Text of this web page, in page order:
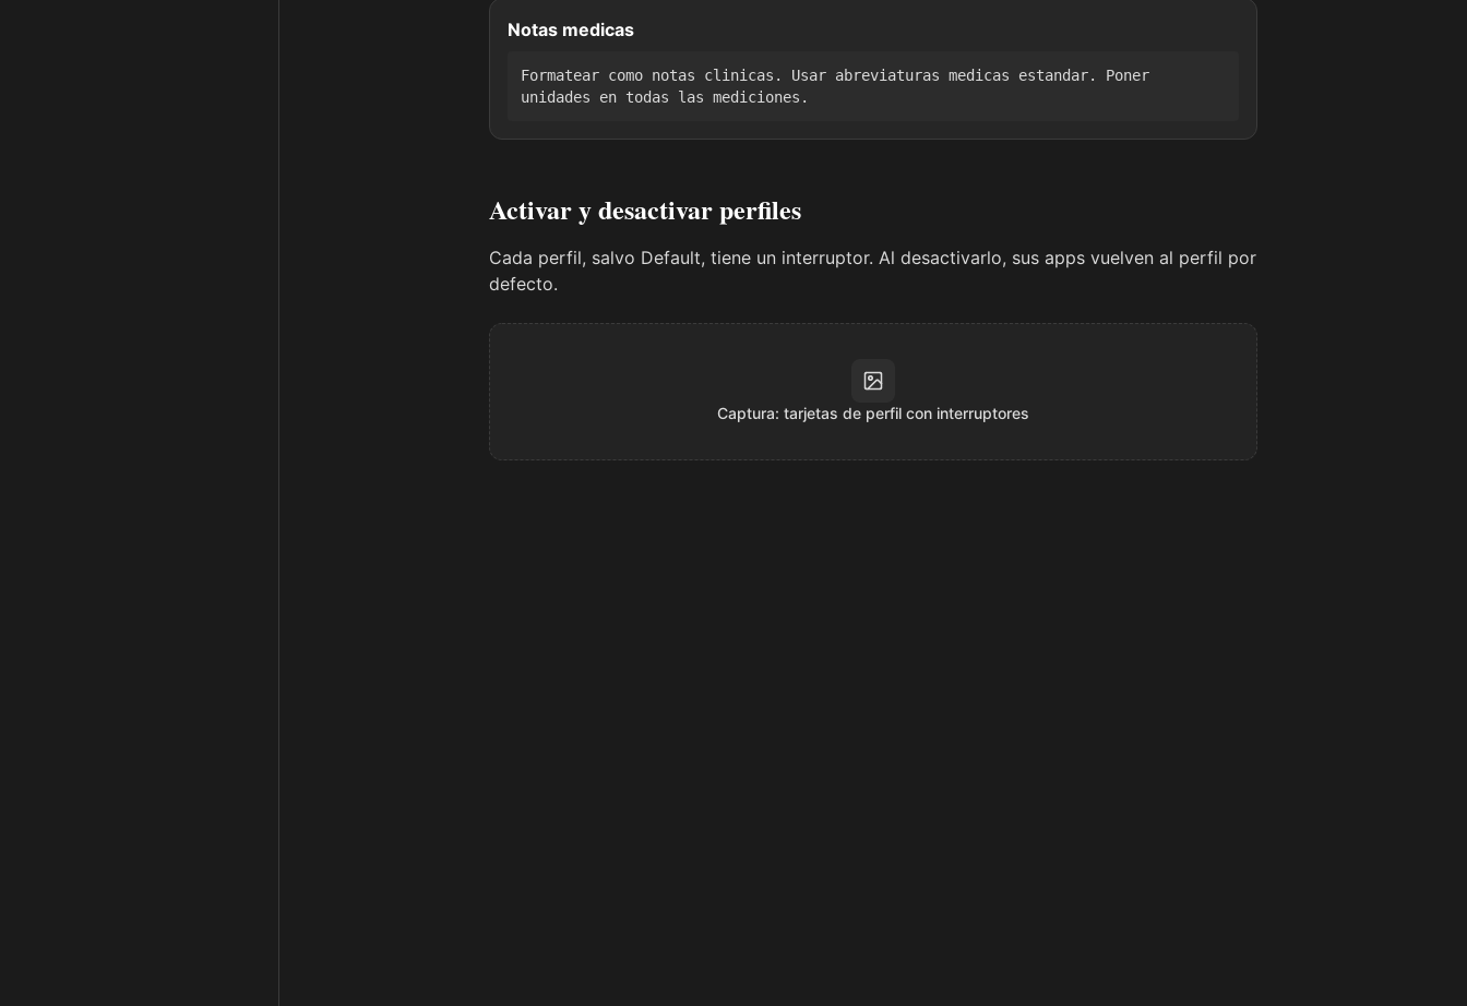
Notas medicas
Formatear como notas clinicas. Usar abreviaturas medicas estandar. Poner
unidades en todas las mediciones.
Activar y desactivar perfiles
Cada perfil, salvo Default, tiene un interruptor. Al desactivarlo, sus apps vuelven al perfil por
defecto.
Captura: tarjetas de perfil con interruptores